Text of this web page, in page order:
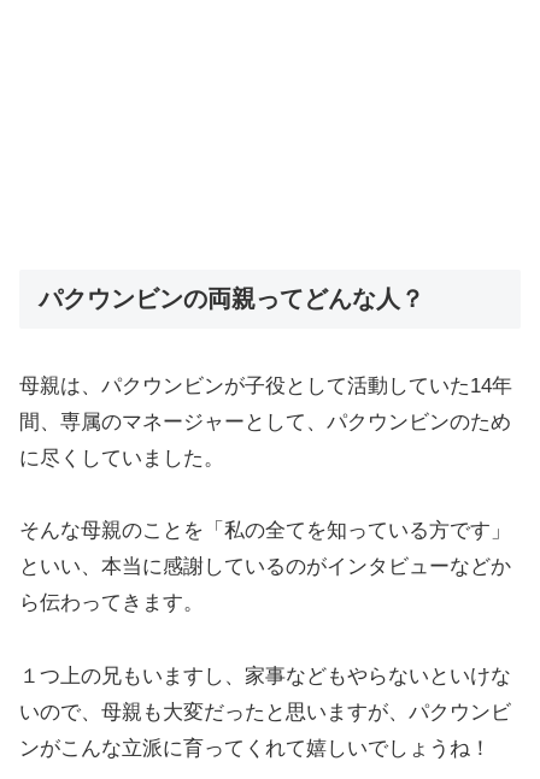
パクウンビンの両親ってどんな人？
母親は、パクウンビンが子役として活動していた14年
間、専属のマネージャーとして、パクウンビンのため
に尽くしていました。
そんな母親のことを「私の全てを知っている方です」
といい、本当に感謝しているのがインタビューなどか
ら伝わってきます。
１つ上の兄もいますし、家事などもやらないといけな
いので、母親も大変だったと思いますが、パクウンビ
ンがこんな立派に育ってくれて嬉しいでしょうね！